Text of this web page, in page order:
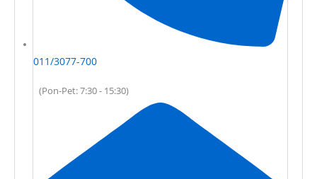
011/3077-700
(Pon-Pet: 7:30 - 15:30)